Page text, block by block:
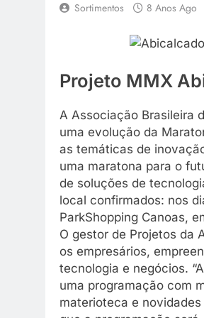
Sortimentos 8 Anos Ago
Projeto MMX
A Associação Brasileira
uma evolução da
as temáticas de
uma maratona para o
de soluções de
local confirmados: nos
ParkShopping Canoas,
O gestor de Projetos da
os empresários,
tecnologia e negócios.
uma programação com
materioteca e